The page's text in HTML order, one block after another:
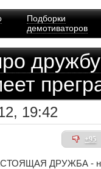
Подборки
демотиваторов
дружбу
19:42
+95
ДРУЖБА - не